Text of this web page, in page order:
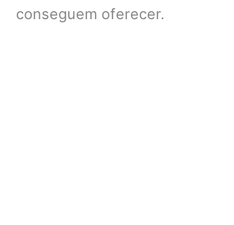
conseguem oferecer.